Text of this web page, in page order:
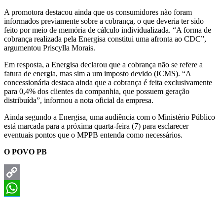
A promotora destacou ainda que os consumidores não foram
informados previamente sobre a cobrança, o que deveria ter sido
feito por meio de memória de cálculo individualizada. “A forma de
cobrança realizada pela Energisa constitui uma afronta ao CDC”,
argumentou Priscylla Morais.
Em resposta, a Energisa declarou que a cobrança não se refere a
fatura de energia, mas sim a um imposto devido (ICMS). “A
concessionária destaca ainda que a cobrança é feita exclusivamente
para 0,4% dos clientes da companhia, que possuem geração
distribuída”, informou a nota oficial da empresa.
Ainda segundo a Energisa, uma audiência com o Ministério Público
está marcada para a próxima quarta-feira (7) para esclarecer
eventuais pontos que o MPPB entenda como necessários.
O POVO PB
Copy